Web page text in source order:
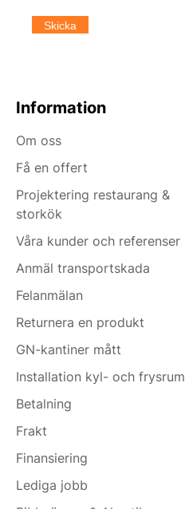
Information
Om oss
Få en offert
Projektering restaurang &
storkök
Våra kunder och referenser
Anmäl transportskada
Felanmälan
Returnera en produkt
GN-kantiner mått
Installation kyl- och frysrum
Betalning
Frakt
Finansiering
Lediga jobb